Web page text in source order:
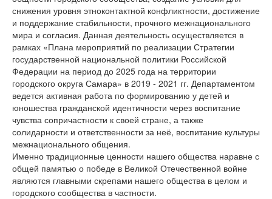
снижения уровня этноконтактной конфликтности, достижение
и поддержание стабильности, прочного межнационального
мира и согласия. Данная деятельность осуществляется в
рамках «Плана мероприятий по реализации Стратегии
государственной национальной политики Российской
Федерации на период до 2025 года на территории
городского округа Самара» в 2019 - 2021 гг. Департаментом
ведется активная работа по формированию у детей и
юношества гражданской идентичности через воспитание
чувства сопричастности к своей стране, а также
солидарности и ответственности за неё, воспитание культуры
межнационального общения.
Именно традиционные ценности нашего общества наравне с
общей памятью о победе в Великой Отечественной войне
являются главными скрепами нашего общества в целом и
городского сообщества в частности.